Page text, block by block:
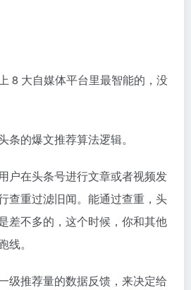
8 大自媒体平台里最智能的，没
条的爆文推荐算法逻辑。
户在头条号进行文章或者视频发
查重过滤旧闻。能通过查重，头
差不多的，这个时候，你和其他
。
级推荐量的数据反馈，来决定给